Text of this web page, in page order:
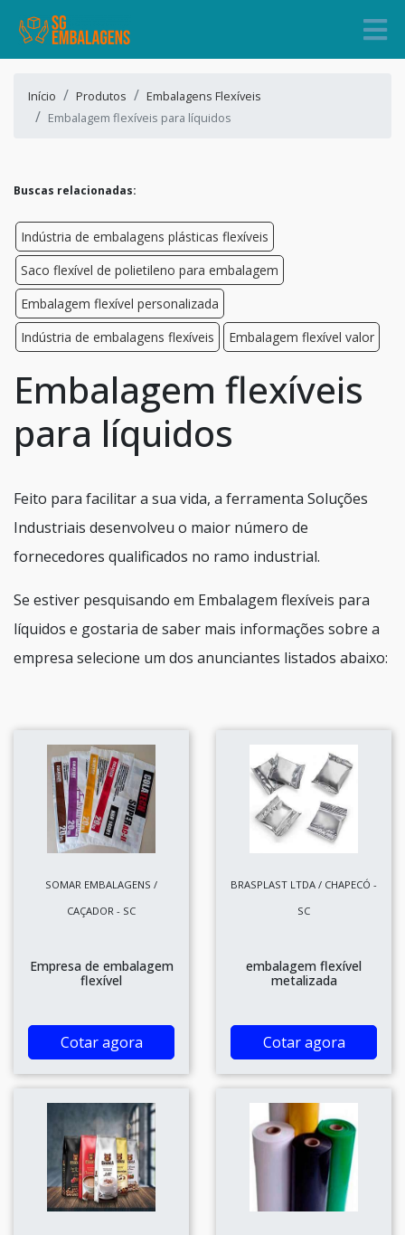
Início Produtos
Embalagens Flexíveis
Embalagem flexíveis para líquidos
Buscas relacionadas:
Indústria de embalagens plásticas flexíveis
Saco flexível de polietileno para embalagem
Embalagem flexível personalizada
Indústria de embalagens flexíveis
Embalagem flexível valor
Embalagem flexíveis
para líquidos
Feito para facilitar a sua vida, a ferramenta Soluções
Industriais desenvolveu o maior número de
fornecedores qualificados no ramo industrial.
Se estiver pesquisando em Embalagem flexíveis para
líquidos e gostaria de saber mais informações sobre a
empresa selecione um dos anunciantes listados abaixo:
SOMAR EMBALAGENS /
CAÇADOR - SC
Empresa de embalagem
flexível
Cotar agora
BRASPLAST LTDA / CHAPECÓ -
SC
embalagem flexível
metalizada
Cotar agora